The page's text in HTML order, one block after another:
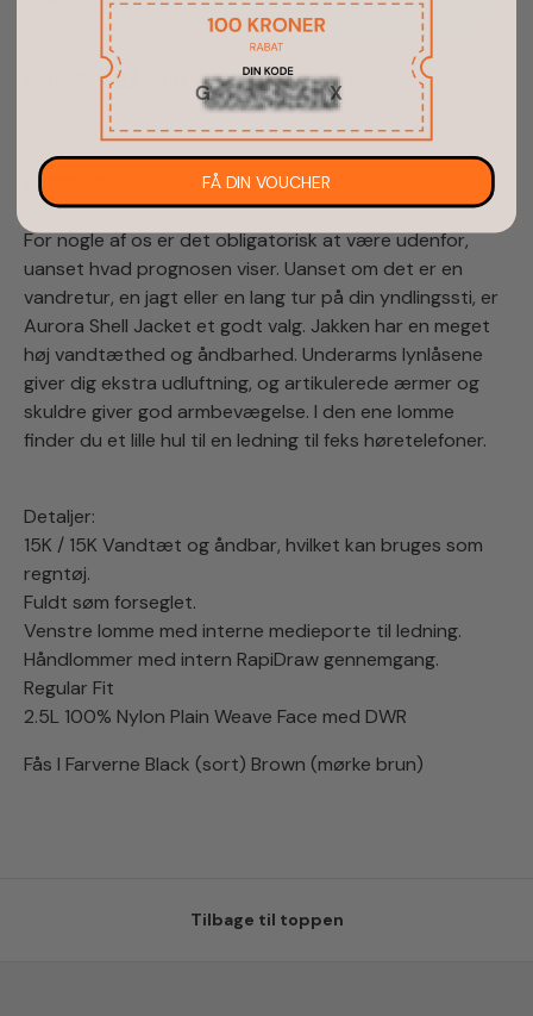
Translation missing: da.cart.items.decrease_quantity
Translation missing:tilgængelig igen
Beskrivelse
For nogle af os er det obligatorisk at være udenfor,
uanset hvad prognosen viser. Uanset om det er en
vandretur, en jagt eller en lang tur på din yndlingssti, er
Aurora Shell Jacket et godt valg. Jakken har en meget
høj vandtæthed og åndbarhed. Underarms lynlåsene
giver dig ekstra udluftning, og artikulerede ærmer og
skuldre giver god armbevægelse. I den ene lomme
finder du et lille hul til en ledning til feks høretelefoner.
Detaljer:
15K / 15K Vandtæt og åndbar, hvilket kan bruges som
regntøj.
Fuldt søm forseglet.
Venstre lomme med interne medieporte til ledning.
Håndlommer med intern RapiDraw gennemgang.
Regular Fit
2.5L 100% Nylon Plain Weave Face med DWR
Fås I Farverne Black (sort) Brown (mørke brun)
Tilbage til toppen
FÅ DIN VOUCHER